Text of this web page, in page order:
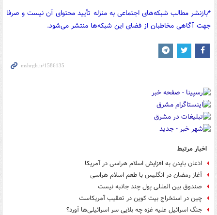
*بازنشر مطالب شبکه‌های اجتماعی به منزله تأیید محتوای آن نیست و صرفا
جهت آگاهی مخاطبان از فضای این شبکه‌ها منتشر می‌شود.
اخبار مرتبط
اذعان بایدن به افزایش اسلام هراسی در آمریکا
آغاز رمضان در انگلیس با طعم اسلام هراسی
صندوق بین المللی پول چند جانبه نیست
چین در استخراج بیت کوین در تعقیب آمریکاست
جنگ اسرائیل علیه غزه چه بلایی سر اسرائیلی‌ها آورد؟